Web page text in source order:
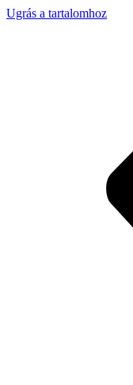
Ugrás a tartalomhoz